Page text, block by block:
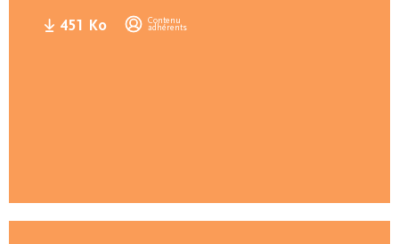
451 Ko Contenu
adhérents